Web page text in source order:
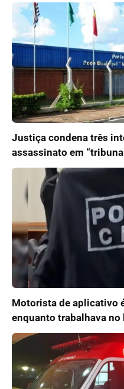
Justiça condena três
assassinato em
Motorista de aplicativo
enquanto trabalhava no